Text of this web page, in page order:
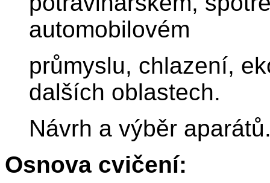
automobilovém
průmyslu, chlazení,
dalších oblastech.
Návrh a výběr
Osnova cvičení: